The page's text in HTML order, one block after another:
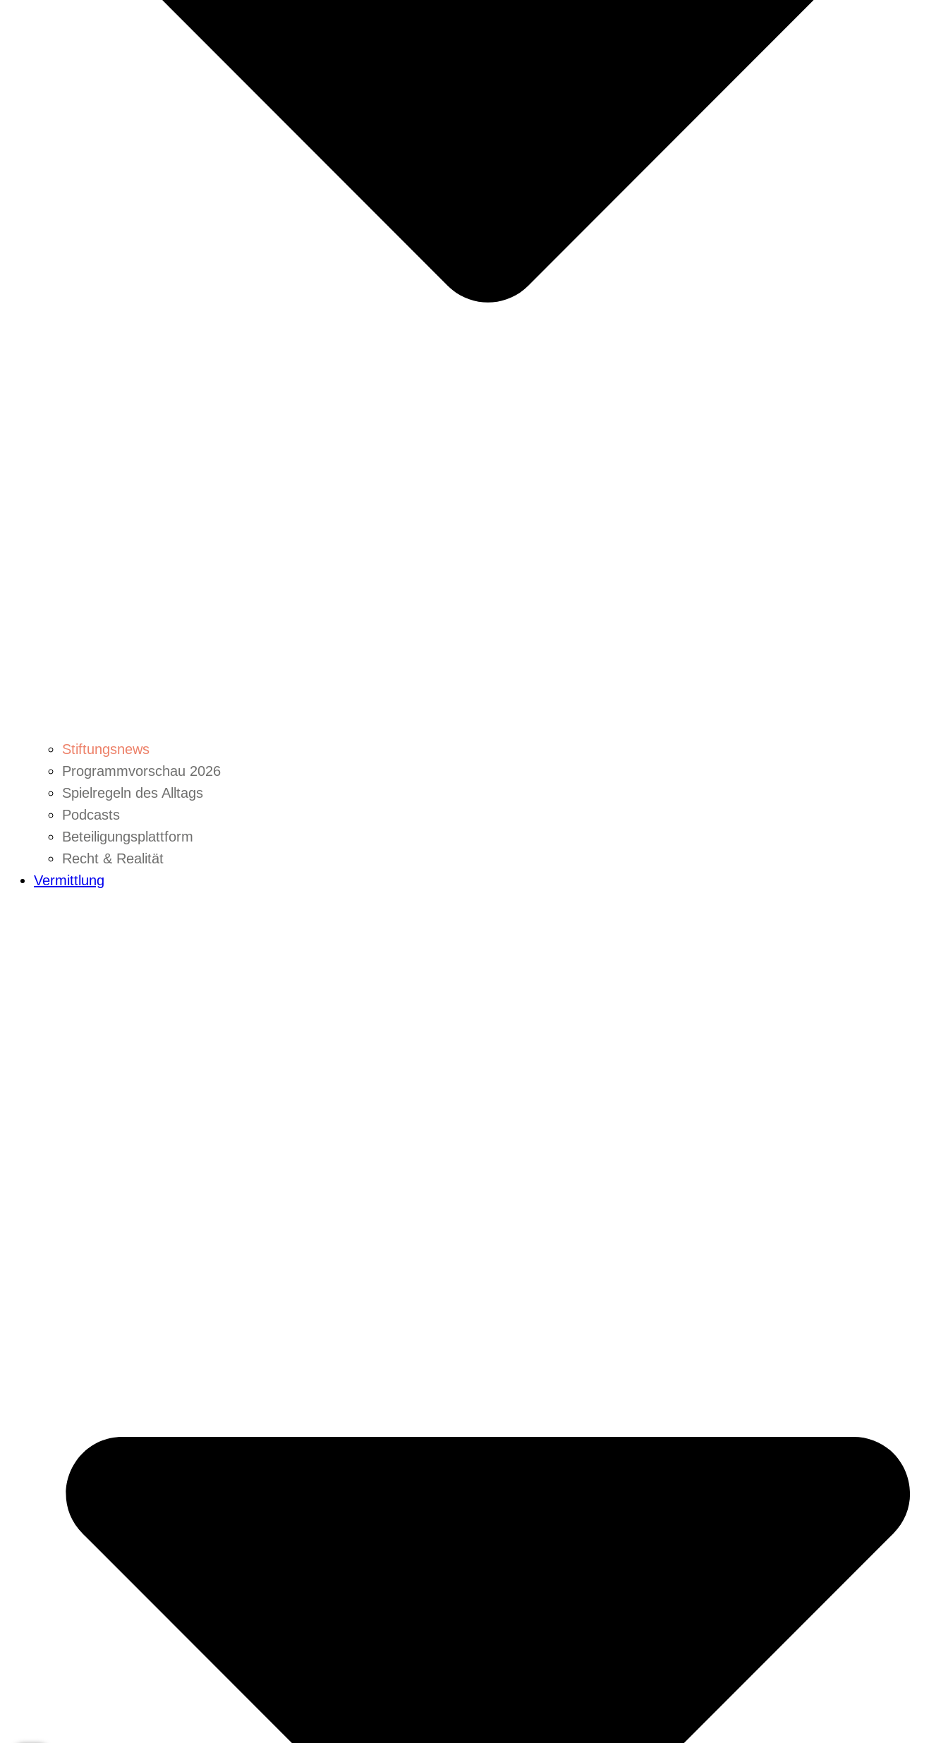
Stiftungsnews
Programmvorschau 2026
Spielregeln des Alltags
Podcasts
Beteiligungsplattform
Recht & Realität
Vermittlung